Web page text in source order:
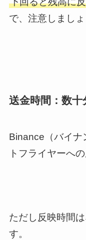
で、注意しましょ
送金時間：数十
Binance（バイナ
トフライヤーへ
ただし反映時間
す。